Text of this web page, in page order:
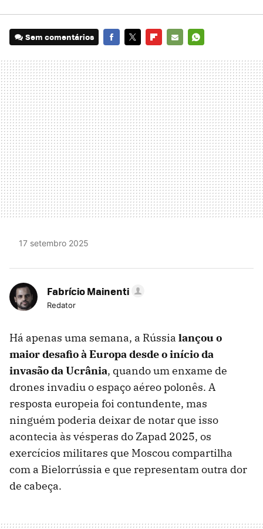
Sem comentários
MAIL
17 setembro 2025
Fabrício Mainenti
Redator
Há apenas uma semana, a Rússia lançou o
maior desafio à Europa desde o início da
invasão da Ucrânia, quando um enxame de
drones invadiu o espaço aéreo polonês. A
resposta europeia foi contundente, mas
ninguém poderia deixar de notar que isso
acontecia às vésperas do Zapad 2025, os
exercícios militares que Moscou compartilha
com a Bielorrússia e que representam outra dor
de cabeça.